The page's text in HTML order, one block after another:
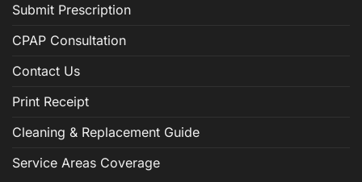
Submit Prescription
CPAP Consultation
Contact Us
Print Receipt
Cleaning & Replacement Guide
Service Areas Coverage